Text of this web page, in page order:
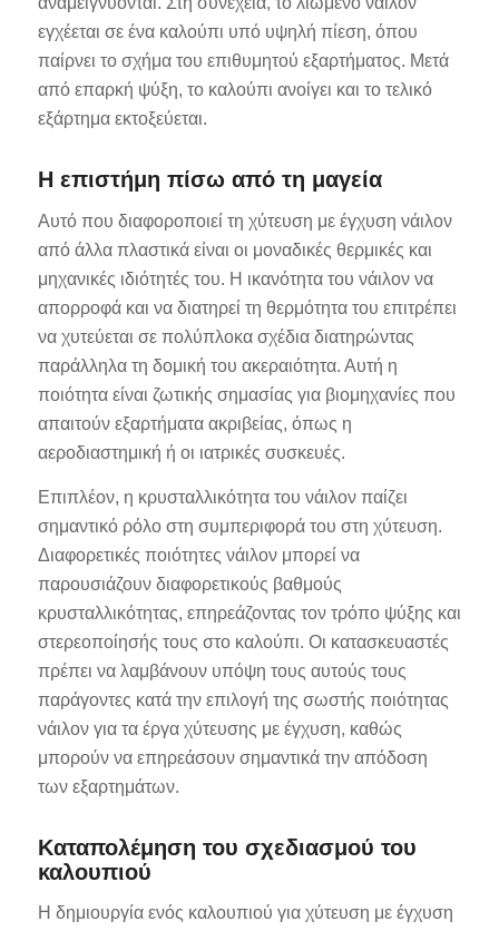
εγχέεται σε ένα καλούπι υπό υψηλή πίεση, όπου
παίρνει το σχήμα του επιθυμητού εξαρτήματος. Μετά
από επαρκή ψύξη, το καλούπι ανοίγει και το τελικό
εξάρτημα εκτοξεύεται.
Η επιστήμη πίσω από τη μαγεία
Αυτό που διαφοροποιεί τη χύτευση με έγχυση νάιλον
από άλλα πλαστικά είναι οι μοναδικές θερμικές και
μηχανικές ιδιότητές του. Η ικανότητα του νάιλον να
απορροφά και να διατηρεί τη θερμότητα του επιτρέπει
να χυτεύεται σε πολύπλοκα σχέδια διατηρώντας
παράλληλα τη δομική του ακεραιότητα. Αυτή η
ποιότητα είναι ζωτικής σημασίας για βιομηχανίες που
απαιτούν εξαρτήματα ακριβείας, όπως η
αεροδιαστημική ή οι ιατρικές συσκευές.
Επιπλέον, η κρυσταλλικότητα του νάιλον παίζει
σημαντικό ρόλο στη συμπεριφορά του στη χύτευση.
Διαφορετικές ποιότητες νάιλον μπορεί να
παρουσιάζουν διαφορετικούς βαθμούς
κρυσταλλικότητας, επηρεάζοντας τον τρόπο ψύξης και
στερεοποίησής τους στο καλούπι. Οι κατασκευαστές
πρέπει να λαμβάνουν υπόψη τους αυτούς τους
παράγοντες κατά την επιλογή της σωστής ποιότητας
νάιλον για τα έργα χύτευσης με έγχυση, καθώς
μπορούν να επηρεάσουν σημαντικά την απόδοση
των εξαρτημάτων.
Καταπολέμηση του σχεδιασμού του
καλουπιού
Η δημιουργία ενός καλουπιού για χύτευση με έγχυση